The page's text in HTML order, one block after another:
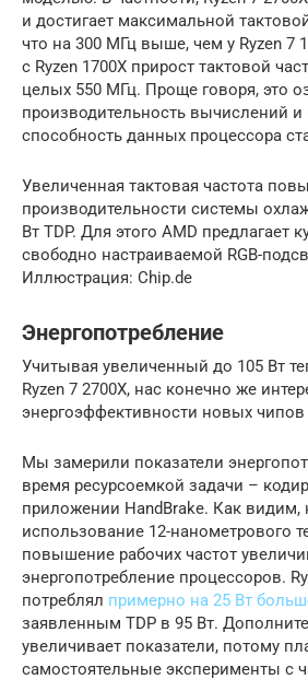
и достигает максимальной
что на 300 МГц выше, чем у Ryzen 7
с Ryzen 1700X прирост тактовой
целых 550 МГц. Проще говоря, это
производительность вычислений и
способность данных процессора
Увеличенная тактовая частота
производительности системы
Вт TDP. Для этого AMD предлагает
свободно настраиваемой RGB-
Иллюстрация: Chip.de
Энергопотребление
Учитывая увеличенный до 105 Вт
Ryzen 7 2700X, нас конечно же
энергоэффективности новых чипов
Мы замерили показатели
время ресурсоемкой задачи –
приложении HandBrake. Как видим,
использование 12-нанометрового
повышение рабочих частот
энергопотребление процессоров.
потреблял примерно на 25 Вт
заявленным TDP в 95 Вт.
увеличивает показатели, потому
самостоятельные эксперименты с